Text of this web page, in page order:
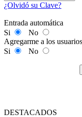
¿Olvidó su Clave?
Entrada automática
Si
No
Agregarme a los
Si
No
DESTACADOS